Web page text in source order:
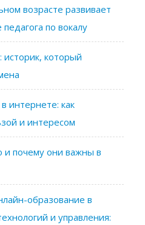
возрасте развивает
по вокалу
который
интернете: как
и интересом
и почему они важны в
образование в
и управления: